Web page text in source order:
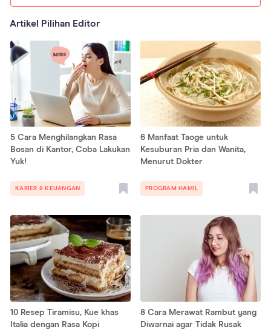
Artikel Pilihan Editor
5 Cara Menghilangkan Rasa
Bosan di Kantor, Coba Lakukan
Yuk!
KARIER & KEUANGAN
6 Manfaat Taoge untuk
Kesuburan Pria dan Wanita,
Menurut Dokter
PROGRAM HAMIL
10 Resep Tiramisu, Kue khas
Italia dengan Rasa Kopi
8 Cara Merawat Rambut yang
Diwarnai agar Tidak Rusak